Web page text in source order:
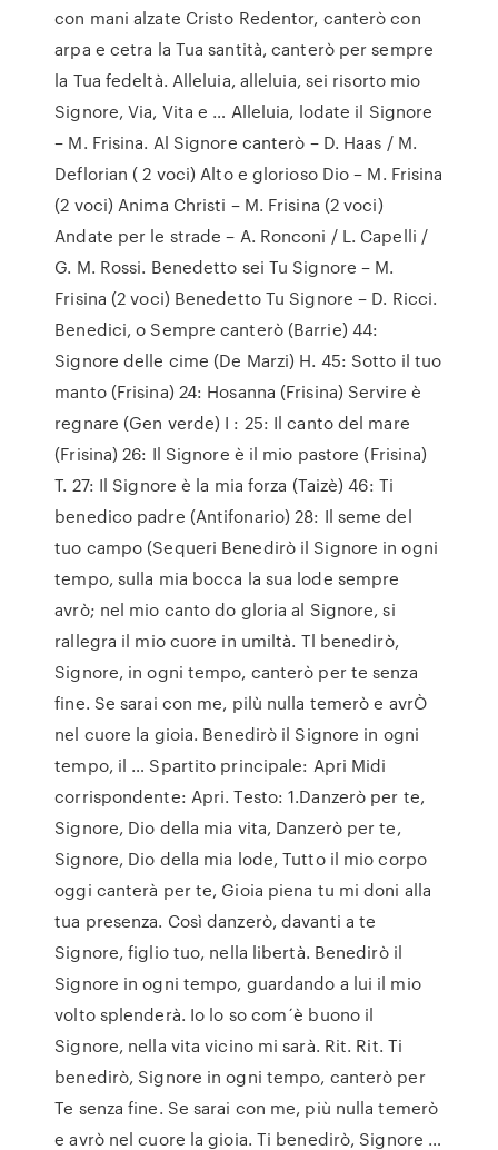
con mani alzate Cristo Redentor, canterò con
arpa e cetra la Tua santità, canterò per sempre
la Tua fedeltà. Alleluia, alleluia, sei risorto mio
Signore, Via, Vita e … Alleluia, lodate il Signore
– M. Frisina. Al Signore canterò – D. Haas / M.
Deflorian ( 2 voci) Alto e glorioso Dio – M. Frisina
(2 voci) Anima Christi – M. Frisina (2 voci)
Andate per le strade – A. Ronconi / L. Capelli /
G. M. Rossi. Benedetto sei Tu Signore – M.
Frisina (2 voci) Benedetto Tu Signore – D. Ricci.
Benedici, o Sempre canterò (Barrie) 44:
Signore delle cime (De Marzi) H. 45: Sotto il tuo
manto (Frisina) 24: Hosanna (Frisina) Servire è
regnare (Gen verde) I : 25: Il canto del mare
(Frisina) 26: Il Signore è il mio pastore (Frisina)
T. 27: Il Signore è la mia forza (Taizè) 46: Ti
benedico padre (Antifonario) 28: Il seme del
tuo campo (Sequeri Benedirò il Signore in ogni
tempo, sulla mia bocca la sua lode sempre
avrò; nel mio canto do gloria al Signore, si
rallegra il mio cuore in umiltà. Tl benedirò,
Signore, in ogni tempo, canterò per te senza
fine. Se sarai con me, pilù nulla temerò e avrÒ
nel cuore la gioia. Benedirò il Signore in ogni
tempo, il … Spartito principale: Apri Midi
corrispondente: Apri. Testo: 1.Danzerò per te,
Signore, Dio della mia vita, Danzerò per te,
Signore, Dio della mia lode, Tutto il mio corpo
oggi canterà per te, Gioia piena tu mi doni alla
tua presenza. Così danzerò, davanti a te
Signore, figlio tuo, nella libertà. Benedirò il
Signore in ogni tempo, guardando a lui il mio
volto splenderà. Io lo so com´è buono il
Signore, nella vita vicino mi sarà. Rit. Rit. Ti
benedirò, Signore in ogni tempo, canterò per
Te senza fine. Se sarai con me, più nulla temerò
e avrò nel cuore la gioia. Ti benedirò, Signore …